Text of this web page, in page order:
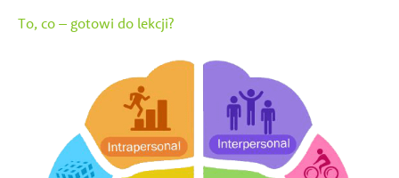
To, co – gotowi do lekcji?